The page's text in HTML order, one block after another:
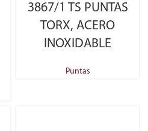
3867/1 TS PUNTAS
TORX, ACERO
INOXIDABLE
Puntas